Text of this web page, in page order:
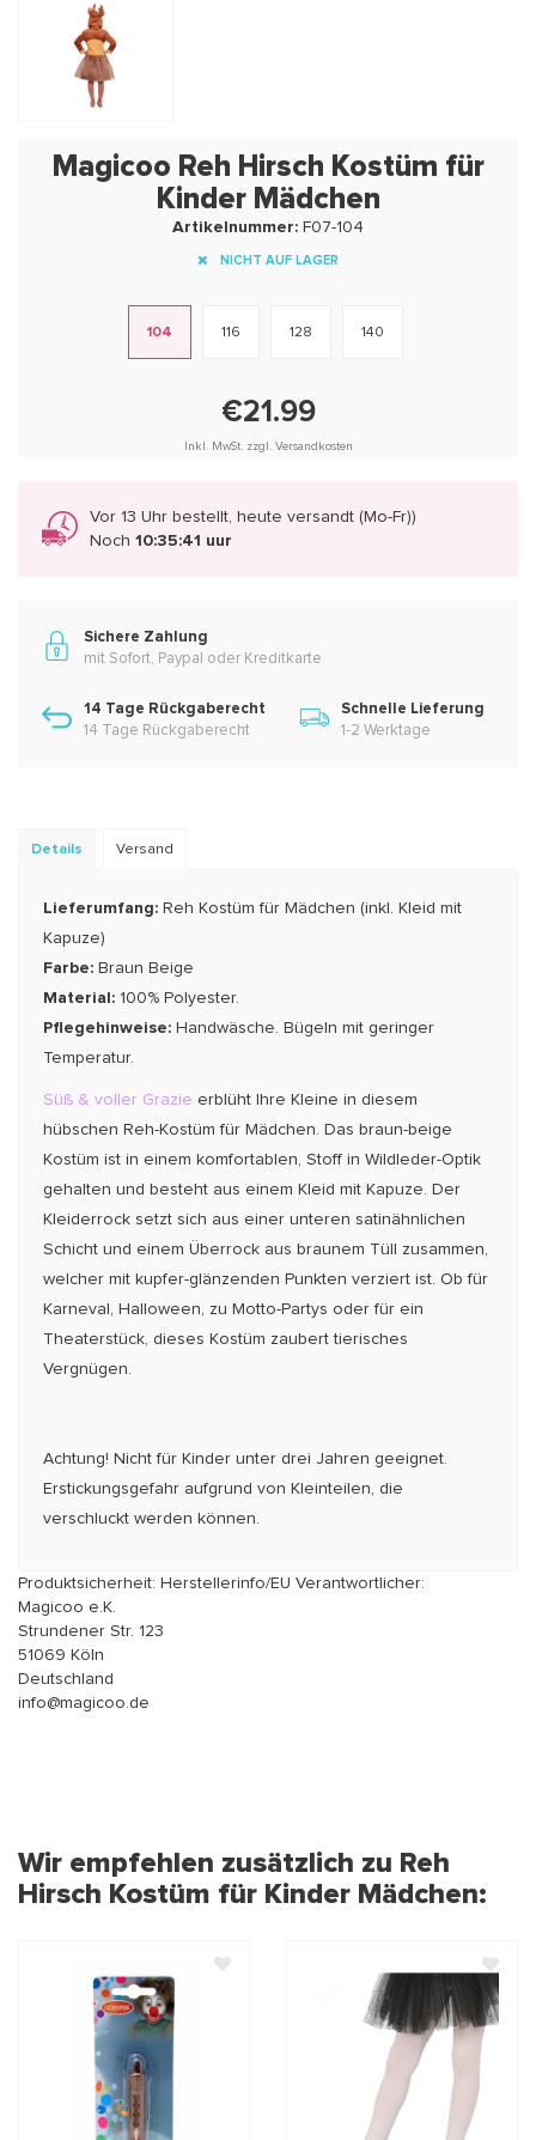
Magicoo Reh Hirsch Kostüm für
Kinder Mädchen
Artikelnummer: F07-104
NICHT AUF LAGER
104 116 128 140
€21.99
Inkl. MwSt. zzgl. Versandkosten
Vor 13 Uhr bestellt, heute versandt (Mo-Fr))
Noch 10:35:40 uur
Sichere Zahlung
mit Sofort, Paypal oder Kreditkarte
14 Tage Rückgaberecht
14 Tage Rückgaberecht
Schnelle Lieferung
1-2 Werktage
Details Versand
Lieferumfang: Reh Kostüm für Mädchen (inkl. Kleid mit
Kapuze)
Farbe: Braun Beige
Material: 100% Polyester.
Pflegehinweise: Handwäsche. Bügeln mit geringer
Temperatur.
Süß & voller Grazie erblüht Ihre Kleine in diesem
hübschen Reh-Kostüm für Mädchen. Das braun-beige
Kostüm ist in einem komfortablen, Stoff in Wildleder-Optik
gehalten und besteht aus einem Kleid mit Kapuze. Der
Kleiderrock setzt sich aus einer unteren satinähnlichen
Schicht und einem Überrock aus braunem Tüll zusammen,
welcher mit kupfer-glänzen­den Punkten verziert ist. Ob für
Karneval, Halloween, zu Motto-Partys oder für ein
Theater­stück, dieses Kostüm zaubert tierisches
Vergnügen.
Achtung! Nicht für Kinder unter drei Jahren geeignet.
Erstickungsgefahr aufgrund von Kleinteilen, die
verschluckt werden können.
Produktsicherheit: Herstellerinfo/EU Verantwortlicher:
Magicoo e.K.
Strundener Str. 123
51069 Köln
Deutschland
info@magicoo.de
Wir empfehlen zusätzlich zu Reh
Hirsch Kostüm für Kinder Mädchen: